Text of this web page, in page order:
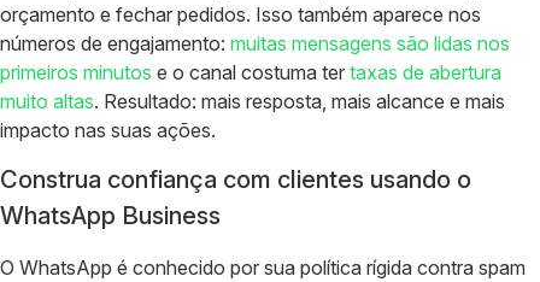
orçamento e fechar pedidos. Isso também aparece nos
números de engajamento: muitas mensagens são lidas nos
primeiros minutos e o canal costuma ter taxas de abertura
muito altas. Resultado: mais resposta, mais alcance e mais
impacto nas suas ações.
Construa confiança com clientes usando o
WhatsApp Business
O WhatsApp é conhecido por sua política rígida contra spam